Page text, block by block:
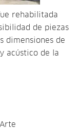
rehabilitada
de piezas
dimensiones de
acústico de la